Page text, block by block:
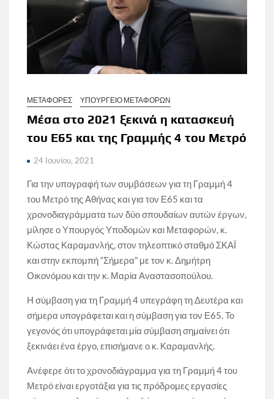
ΜΕΤΑΦΟΡΕΣ ΥΠΟΥΡΓΕΙΟ ΜΕΤΑΦΟΡΩΝ
Μέσα στο 2021 ξεκινά η κατασκευή
του Ε65 και της Γραμμής 4 του Μετρό
24 Ιουνίου, 2021
Για την υπογραφή των συμβάσεων για τη Γραμμή 4
του Μετρό της Αθήνας και για τον Ε65 και τα
χρονοδιαγράμματα των δύο σπουδαίων αυτών έργων,
μίλησε ο Υπουργός Υποδομών και Μεταφορών, κ.
Κώστας Καραμανλής, στον τηλεοπτικό σταθμό ΣΚΑΪ
και στην εκπομπή “Σήμερα” με τον κ. Δημήτρη
Οικονόμου και την κ. Μαρία Αναστασοπούλου.
Η σύμβαση για τη Γραμμή 4 υπεγράφη τη Δευτέρα και
σήμερα υπογράφεται και η σύμβαση για τον Ε65. Το
γεγονός ότι υπογράφεται μία σύμβαση σημαίνει ότι
ξεκινάει ένα έργο, επισήμανε ο κ. Καραμανλής.
Ανέφερε ότι το χρονοδιάγραμμα για τη Γραμμή 4 του
Μετρό είναι εργοτάξια για τις πρόδρομες εργασίες